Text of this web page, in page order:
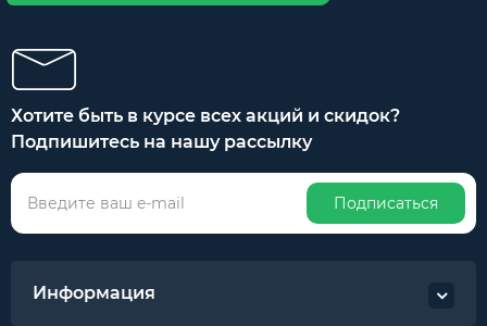
Хотите быть в курсе всех акций и скидок?
Подпишитесь на нашу рассылку
Подписаться
Информация